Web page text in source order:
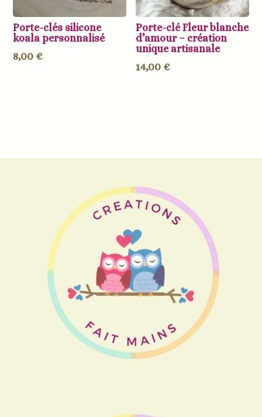
Porte-clés silicone
koala personnalisé
8,00 €
Porte-clé Fleur blanche
d’amour – création
unique artisanale
14,00 €